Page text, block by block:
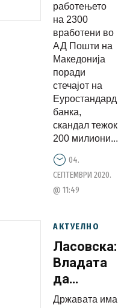
скандалот
тежок
200
милиони
евра
работењето
на 2300
вработени во
АД Пошти на
Македонија
поради
стечајот на
Еуростандард
банка,
скандал тежок
200 милиони...
04.
СЕПТЕМВРИ 2020.
@ 11:49
АКТУЕЛНО
Ласовска:
Владата
да
донесе
Државата има